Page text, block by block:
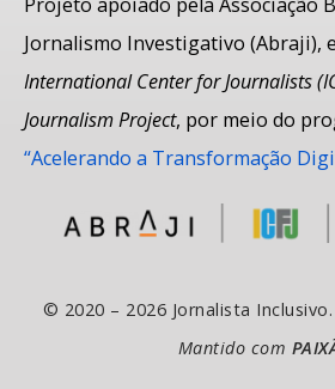
Jornalismo Investigativo (Abraji),
International Center for Journalists
Journalism Project, por meio do
“Acelerando a Transformação
© 2020 – 2026 Jornalista Inclusivo.
Mantido com